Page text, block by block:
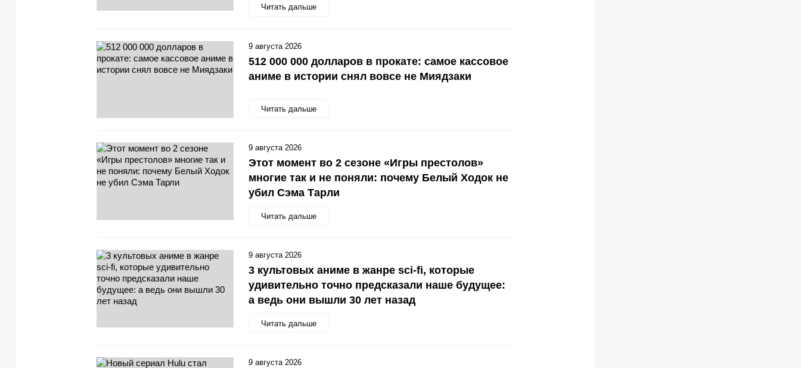
Читать дальше
512 000 000 долларов в прокате: самое кассовое
аниме в истории снял вовсе не Миядзаки
Читать дальше
9 августа 2026
Этот момент во 2 сезоне «Игры престолов»
многие так и не поняли: почему Белый Ходок не
убил Сэма Тарли
Читать дальше
9 августа 2026
3 культовых аниме в жанре sci-fi, которые
удивительно точно предсказали наше будущее:
а ведь они вышли 30 лет назад
Читать дальше
9 августа 2026
9 августа 2026